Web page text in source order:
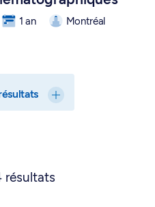
1 an Montréal
résultats